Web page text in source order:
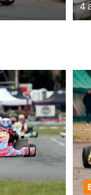
4
COBERTURA
08/09-AGO